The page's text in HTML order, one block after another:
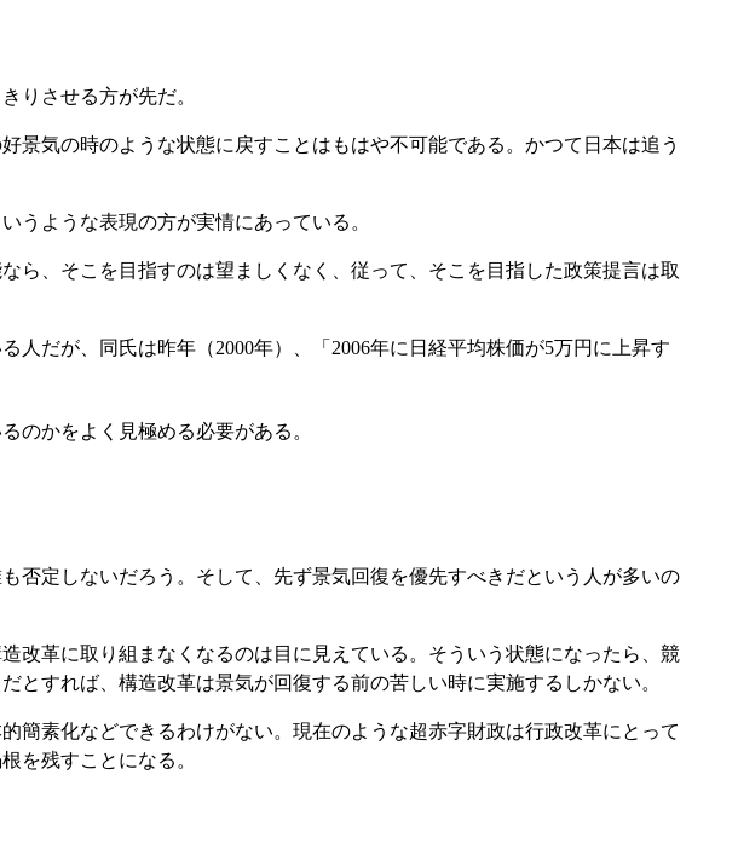
りさせる方が先だ。
景気の時のような状態に戻すことはもはや不可能である。かつて日本は追う
うような表現の方が実情にあっている。
ら、そこを目指すのは望ましくなく、従って、そこを目指した政策提言は取
だが、同氏は昨年（2000年）、「2006年に日経平均株価が5万円に上昇す
のかをよく見極める必要がある。
否定しないだろう。そして、先ず景気回復を優先すべきだという人が多いの
改革に取り組まなくなるのは目に見えている。そういう状態になったら、競
すれば、構造改革は景気が回復する前の苦しい時に実施するしかない。
簡素化などできるわけがない。現在のような超赤字財政は行政改革にとって
を残すことになる。